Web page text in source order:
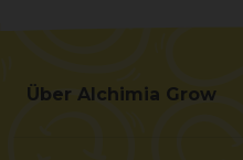
Über Alchimia Grow